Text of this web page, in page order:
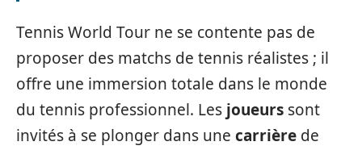
Tennis World Tour ne se contente pas de
proposer des matchs de tennis réalistes ; il
offre une immersion totale dans le monde
du tennis professionnel. Les joueurs sont
invités à se plonger dans une carrière de